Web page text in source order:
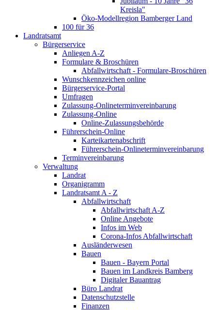
Kreisla"
Öko-Modellregion Bamberger Land
100 für 36
Landratsamt
Bürgerservice
Anliegen A-Z
Formulare & Broschüren
Abfallwirtschaft - Formulare-Broschüren
Wunschkennzeichen online
Bürgerservice-Portal
Umfragen
Zulassung-Onlineterminvereinbarung
Zulassung-Online
Online-Zulassungsbehörde
Führerschein-Online
Karteikartenabschrift
Führerschein-Onlineterminvereinbarung
Terminvereinbarung
Verwaltung
Landrat
Organigramm
Landratsamt A - Z
Abfallwirtschaft
Abfallwirtschaft A-Z
Online Angebote
Infos im Web
Corona-Infos Abfallwirtschaft
Ausländerwesen
Bauen
Bauen - Bayern Portal
Bauen im Landkreis Bamberg
Digitaler Bauantrag
Büro Landrat
Datenschutzstelle
Finanzen